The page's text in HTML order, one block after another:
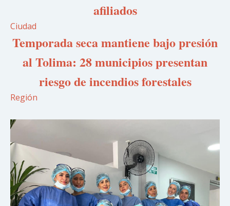
afiliados
Ciudad
Temporada seca mantiene bajo presión
al Tolima: 28 municipios presentan
riesgo de incendios forestales
Región